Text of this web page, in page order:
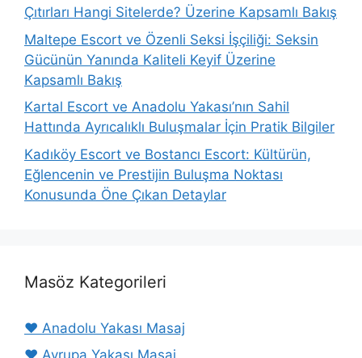
Çıtırları Hangi Sitelerde? Üzerine Kapsamlı Bakış
Maltepe Escort ve Özenli Seksi İşçiliği: Seksin
Gücünün Yanında Kaliteli Keyif Üzerine
Kapsamlı Bakış
Kartal Escort ve Anadolu Yakası’nın Sahil
Hattında Ayrıcalıklı Buluşmalar İçin Pratik Bilgiler
Kadıköy Escort ve Bostancı Escort: Kültürün,
Eğlencenin ve Prestijin Buluşma Noktası
Konusunda Öne Çıkan Detaylar
Masöz Kategorileri
❤️ Anadolu Yakası Masaj